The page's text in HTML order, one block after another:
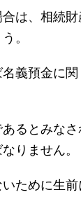
は、相続
。
義預金に
るとみな
りません。
ために生